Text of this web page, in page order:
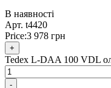
В наявності
Арт. t4420
Price:3 978 грн
+
Tedex L-DAA 100 VDL
-